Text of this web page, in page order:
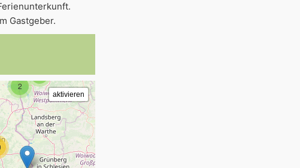
Gastgeber.
2
2